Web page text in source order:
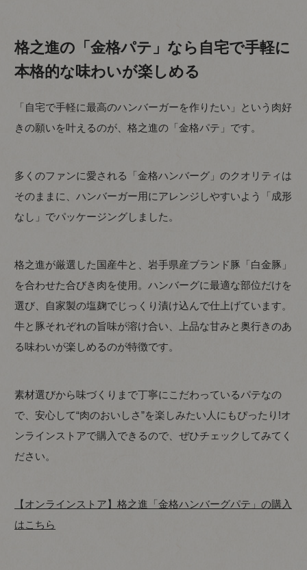
格之進の「金格パテ」なら自宅で手軽に
本格的な味わいが楽しめる
「自宅で手軽に最高のハンバーガーを作りたい」という肉好
きの願いを叶えるのが、格之進の「金格パテ」です。
多くのファンに愛される「金格ハンバーグ」のクオリティは
そのままに、ハンバーガー用にアレンジしやすいよう「成形
なし」でパッケージングしました。
格之進が厳選した国産牛と、岩手県産ブランド豚「白金豚」
を合わせた合びき肉を使用。ハンバーグに最適な部位だけを
選び、自家製の塩麹でじっくり漬け込んで仕上げています。
牛と豚それぞれの旨味が溶け合い、上品な甘みと奥行きのあ
る味わいが楽しめるのが特徴です。
素材選びから味づくりまで丁寧にこだわっているパテなの
で、安心して“肉のおいしさ”を楽しみたい人にもぴったり!オ
ンラインストアで購入できるので、ぜひチェックしてみてく
ださい。
【オンラインストア】格之進「金格ハンバーグパテ」の購入
はこちら